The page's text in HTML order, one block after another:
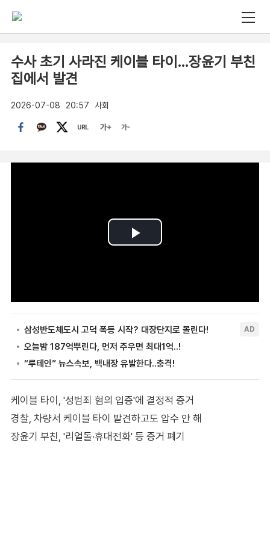
수사 초기 사라진 케이블 타이…장윤기 부친
집에서 발견
2026-07-08 20:57 사회
케이블 타이, '성범죄 혐의 입증'에 결정적 증거
경찰, 차량서 케이블 타이 발견하고도 압수 안 해
장윤기 부친, '리얼돌·휴대전화' 등 증거 폐기